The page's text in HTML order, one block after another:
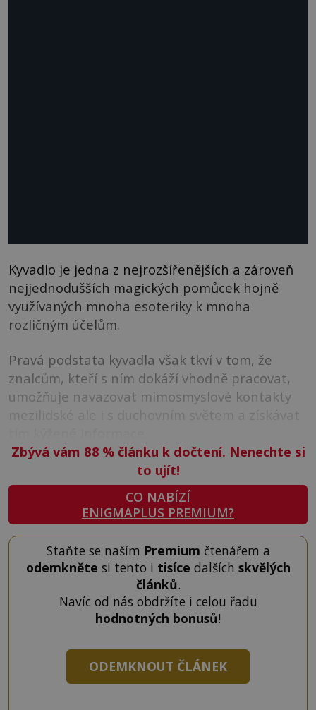
Kyvadlo je jedna z nejrozšířenějších a zároveň
nejjednodušších magických pomůcek hojně
využívaných mnoha esoteriky k mnoha
rozličným účelům.
Pravá podstata kyvadla však tkví v tom, že
znalcům, kteří s ním dokáží vhodně pracovat,
umožňuje navazovat mimosmyslové kontakty
mezilidské ale i s duchovním světem a získávat
Zbývá vám 88 %článku k dočtení. Nenechte si
to ujít!
CO NABÍZÍ
ENIGMAPLUS PREMIUM?
Staňte se naším Premium čtenářem a
odemkněte si tento i tisíce dalších skvělých
článků.
Navíc od nás obdržíte i celou řadu
hodnotných bonusů!
ODEMKNOUT ČLÁNEK